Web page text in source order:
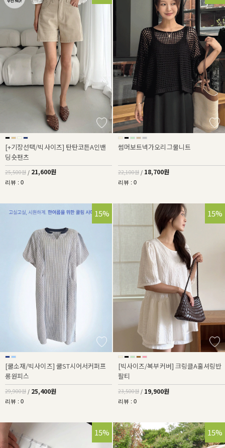
[+기장선택/빅사이즈] 탄탄코튼A인밴
딩숏팬츠
25,500원 / 21,600원
리뷰 : 0
썸머보트넥가오리그물니트
22,100원 / 18,700원
리뷰 : 0
15%
[쿨소재/빅사이즈] 쿨ST시어서커퍼프
롱원피스
29,900원 / 25,400원
리뷰 : 0
15%
[빅사이즈/복부커버] 크링클A훌셔링반
팔티
23,500원 / 19,900원
리뷰 : 0
15% 15%